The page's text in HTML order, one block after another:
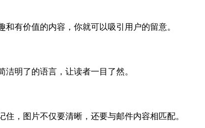
有价值的内容，你就可以吸引用户的留意。
洁明了的语言，让读者一目了然。
，图片不仅要清晰，还要与邮件内容相匹配。